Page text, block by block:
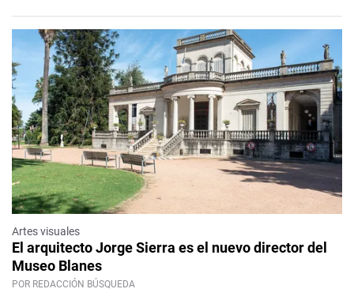
Artes visuales
El arquitecto Jorge Sierra es el nuevo director del
Museo Blanes
POR REDACCIÓN BÚSQUEDA